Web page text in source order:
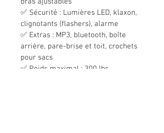
✅ Sécurité : Lumières LED, klaxon,
clignotants (flashers), alarme
✅ Extras : MP3, bluetooth, boîte
arrière, pare-brise et toit, crochets
pour sacs
✅ Poids maximal : 300 lbs